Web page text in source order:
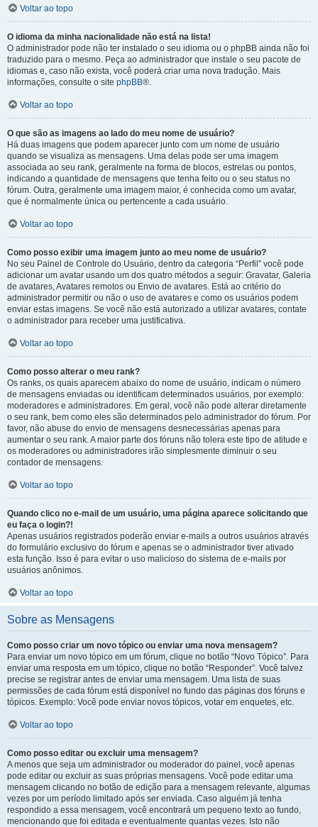
Voltar ao topo
O idioma da minha nacionalidade não está na lista!
O administrador pode não ter instalado o seu idioma ou o phpBB ainda não foi
traduzido para o mesmo. Peça ao administrador que instale o seu pacote de
idiomas e, caso não exista, você poderá criar uma nova tradução. Mais
informações, consulte o site phpBB®.
Voltar ao topo
O que são as imagens ao lado do meu nome de usuário?
Há duas imagens que podem aparecer junto com um nome de usuário
quando se visualiza as mensagens. Uma delas pode ser uma imagem
associada ao seu rank, geralmente na forma de blocos, estrelas ou pontos,
indicando a quantidade de mensagens que tenha feito ou o seu status no
fórum. Outra, geralmente uma imagem maior, é conhecida como um avatar,
que é normalmente única ou pertencente a cada usuário.
Voltar ao topo
Como posso exibir uma imagem junto ao meu nome de usuário?
No seu Painel de Controle do Usuário, dentro da categoria “Perfil” você pode
adicionar um avatar usando um dos quatro métodos a seguir: Gravatar, Galeria
de avatares, Avatares remotos ou Envio de avatares. Está ao critério do
administrador permitir ou não o uso de avatares e como os usuários podem
enviar estas imagens. Se você não está autorizado a utilizar avatares, contate
o administrador para receber uma justificativa.
Voltar ao topo
Como posso alterar o meu rank?
Os ranks, os quais aparecem abaixo do nome de usuário, indicam o número
de mensagens enviadas ou identificam determinados usuários, por exemplo:
moderadores e administradores. Em geral, você não pode alterar diretamente
o seu rank, bem como eles são determinados pelo administrador do fórum. Por
favor, não abuse do envio de mensagens desnecessárias apenas para
aumentar o seu rank. A maior parte dos fóruns não tolera este tipo de atitude e
os moderadores ou administradores irão simplesmente diminuir o seu
contador de mensagens.
Voltar ao topo
Quando clico no e-mail de um usuário, uma página aparece solicitando que
eu faça o login?!
Apenas usuários registrados poderão enviar e-mails a outros usuários através
do formulário exclusivo do fórum e apenas se o administrador tiver ativado
esta função. Isso é para evitar o uso malicioso do sistema de e-mails por
usuários anônimos.
Voltar ao topo
Sobre as Mensagens
Como posso criar um novo tópico ou enviar uma nova mensagem?
Para enviar um novo tópico em um fórum, clique no botão “Novo Tópico”. Para
enviar uma resposta em um tópico, clique no botão “Responder”. Você talvez
precise se registrar antes de enviar uma mensagem. Uma lista de suas
permissões de cada fórum está disponível no fundo das páginas dos fóruns e
tópicos. Exemplo: Você pode enviar novos tópicos, votar em enquetes, etc.
Voltar ao topo
Como posso editar ou excluir uma mensagem?
A menos que seja um administrador ou moderador do painel, você apenas
pode editar ou excluir as suas próprias mensagens. Você pode editar uma
mensagem clicando no botão de edição para a mensagem relevante, algumas
vezes por um período limitado após ser enviada. Caso alguém já tenha
respondido a essa mensagem, você encontrará um pequeno texto ao fundo,
mencionando que foi editada e eventualmente quantas vezes. Isto não